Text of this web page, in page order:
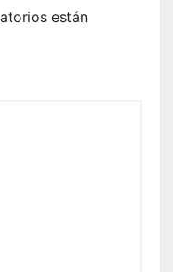
están